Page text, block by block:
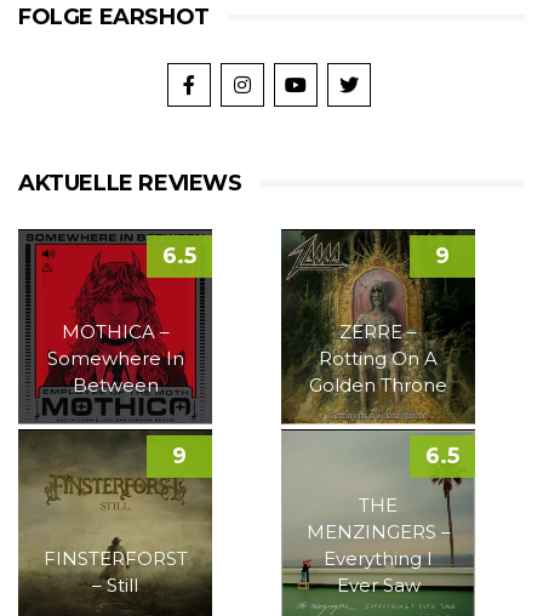
FOLGE EARSHOT
AKTUELLE REVIEWS
MOTHICA –
Somewhere In
Between
6.5
ZERRE –
Rotting On A
Golden Throne
9
FINSTERFORST
– Still
9
THE
MENZINGERS –
Everything I
Ever Saw
6.5